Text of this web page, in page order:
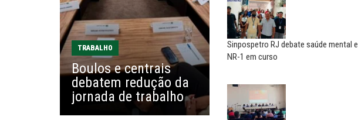
TRABALHO
Boulos e centrais
debatem redução da
jornada de trabalho
Sinpospetro RJ debate saúde mental e
NR-1 em curso
EDUARDO ANNUNCIATO CHICÃO
Sem salário digno e proteção
social, não existe...
EUSÉBIO PINTO NETO
A fortaleza do sindicato
MIGUEL TORRES
A luta continua: agora o foco é
o...
O resgate do nosso Estado
Nacional; por Carlos...